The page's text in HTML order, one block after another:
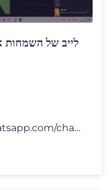
לייב של השמחות
🟢 כנסו לערוץ וואצאפ!!: https://whatsapp.com/channel/